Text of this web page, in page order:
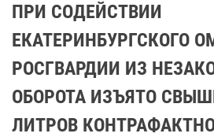
ПРИ СОДЕЙСТВИИ
ЕКАТЕРИНБУРГСКОГО
РОСГВАРДИИ ИЗ
ОБОРОТА ИЗЪЯТО
ЛИТРОВ